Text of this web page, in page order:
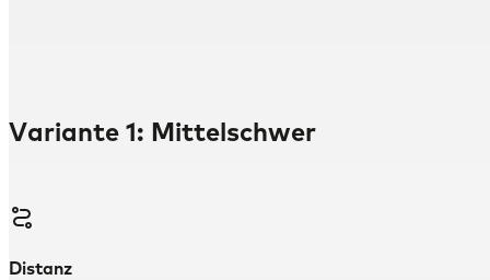
Variante 1: Mittelschwer
Distanz